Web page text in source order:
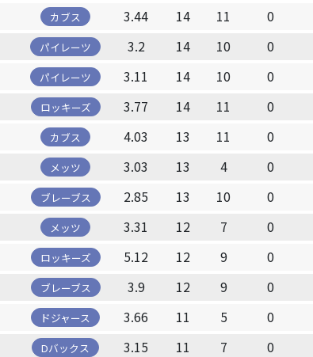
カブス 3.44 14 11 0
パイレーツ 3.2 14 10 0
パイレーツ 3.11 14 10 0
ロッキーズ 3.77 14 11 0
カブス 4.03 13 11 0
メッツ 3.03 13 4 0
ブレーブス 2.85 13 10 0
メッツ 3.31 12 7 0
ロッキーズ 5.12 12 9 0
ブレーブス 3.9 12 9 0
ドジャース 3.66 11 5 0
Dバックス 3.15 11 7 0